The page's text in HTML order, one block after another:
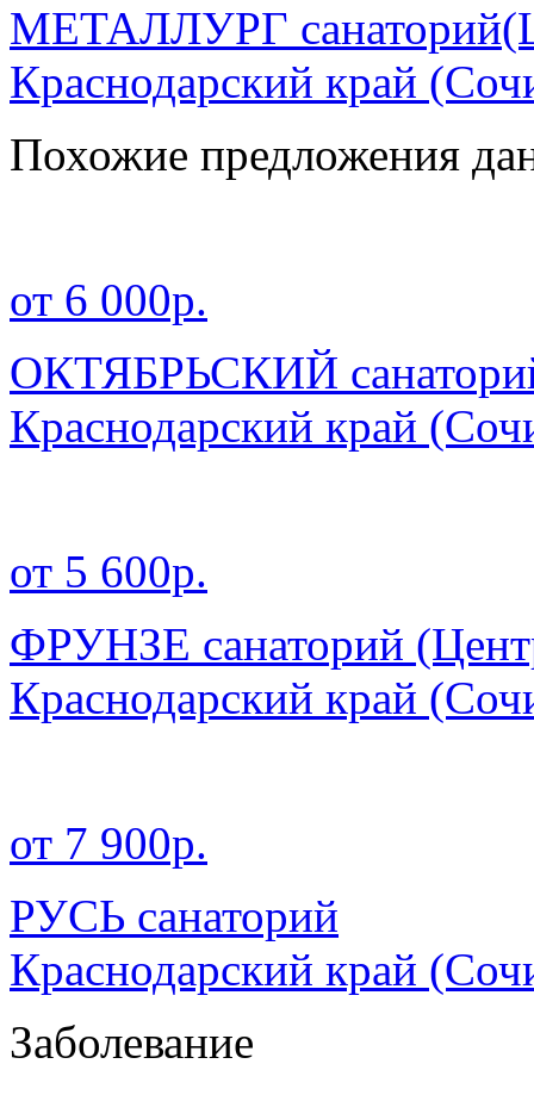
МЕТАЛЛУРГ
Краснодарский край
Похожие предложения
от 6 000р.
ОКТЯБРЬСКИЙ
Краснодарский край
от 5 600р.
ФРУНЗЕ санаторий
Краснодарский край
от 7 900р.
РУСЬ санаторий
Краснодарский край
Заболевание